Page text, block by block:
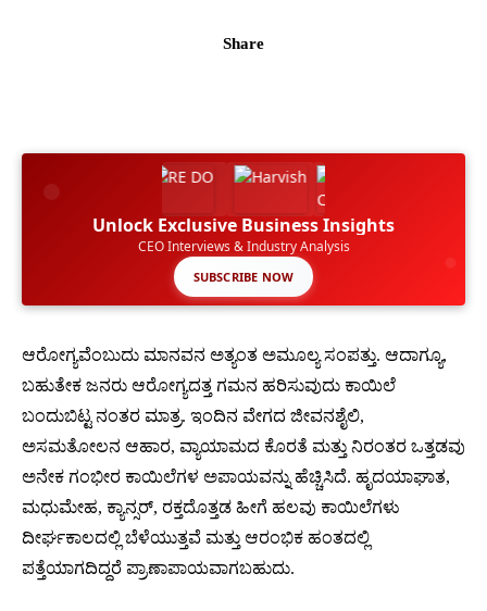
Share
Unlock Exclusive Business Insights
CEO Interviews & Industry Analysis
SUBSCRIBE NOW
ಆರೋಗ್ಯವೆಂಬುದು ಮಾನವನ ಅತ್ಯಂತ ಅಮೂಲ್ಯ ಸಂಪತ್ತು. ಆದಾಗ್ಯೂ,
ಬಹುತೇಕ ಜನರು ಆರೋಗ್ಯದತ್ತ ಗಮನ ಹರಿಸುವುದು ಕಾಯಿಲೆ
ಬಂದುಬಿಟ್ಟ ನಂತರ ಮಾತ್ರ. ಇಂದಿನ ವೇಗದ ಜೀವನಶೈಲಿ,
ಅಸಮತೋಲನ ಆಹಾರ, ವ್ಯಾಯಾಮದ ಕೊರತೆ ಮತ್ತು ನಿರಂತರ ಒತ್ತಡವು
ಅನೇಕ ಗಂಭೀರ ಕಾಯಿಲೆಗಳ ಅಪಾಯವನ್ನು ಹೆಚ್ಚಿಸಿದೆ. ಹೃದಯಾಘಾತ,
ಮಧುಮೇಹ, ಕ್ಯಾನ್ಸರ್, ರಕ್ತದೊತ್ತಡ ಹೀಗೆ ಹಲವು ಕಾಯಿಲೆಗಳು
ದೀರ್ಘಕಾಲದಲ್ಲಿ ಬೆಳೆಯುತ್ತವೆ ಮತ್ತು ಆರಂಭಿಕ ಹಂತದಲ್ಲಿ
ಪತ್ತೆಯಾಗದಿದ್ದರೆ ಪ್ರಾಣಾಪಾಯವಾಗಬಹುದು.